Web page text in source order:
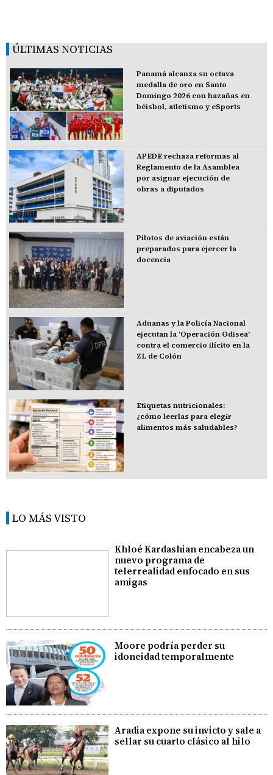
ÚLTIMAS NOTICIAS
Panamá alcanza su octava
medalla de oro en Santo
Domingo 2026 con hazañas en
béisbol, atletismo y eSports
APEDE rechaza reformas al
Reglamento de la Asamblea
por asignar ejecución de
obras a diputados
Pilotos de aviación están
preparados para ejercer la
docencia
Aduanas y la Policía Nacional
ejecutan la 'Operación Odisea'
contra el comercio ilícito en la
ZL de Colón
Etiquetas nutricionales:
¿cómo leerlas para elegir
alimentos más saludables?
LO MÁS VISTO
Khloé Kardashian encabeza un
nuevo programa de
telerrealidad enfocado en sus
amigas
Moore podría perder su
idoneidad temporalmente
Aradia expone su invicto y sale a
sellar su cuarto clásico al hilo